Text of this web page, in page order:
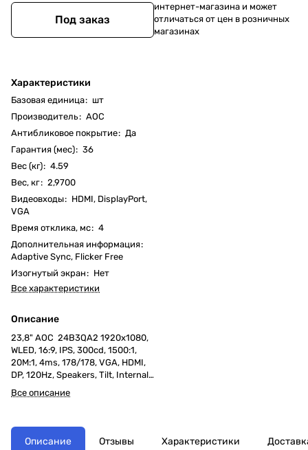
Под заказ
Характеристики
Базовая единица: шт
Производитель: AOC
Антибликовое покрытие: Да
Гарантия (мес): 36
Вес (кг): 4.59
Вес, кг: 2,9700
Видеовходы: HDMI, DisplayPort,
VGA
Время отклика, мс: 4
Дополнительная информация:
Adaptive Sync, Flicker Free
Изогнутый экран: Нет
Все характеристики
Описание
23,8" AOC 24B3QA2 1920х1080,
WLED, 16:9, IPS, 300cd, 1500:1,
20M:1, 4ms, 178/178, VGA, HDMI,
DP, 120Hz, Speakers, Tilt, Internal,
VESA, Black, 3y
Все описание
интернет-магазина и может
отличаться от цен в розничных
магазинах
Описание Отзывы Характеристики